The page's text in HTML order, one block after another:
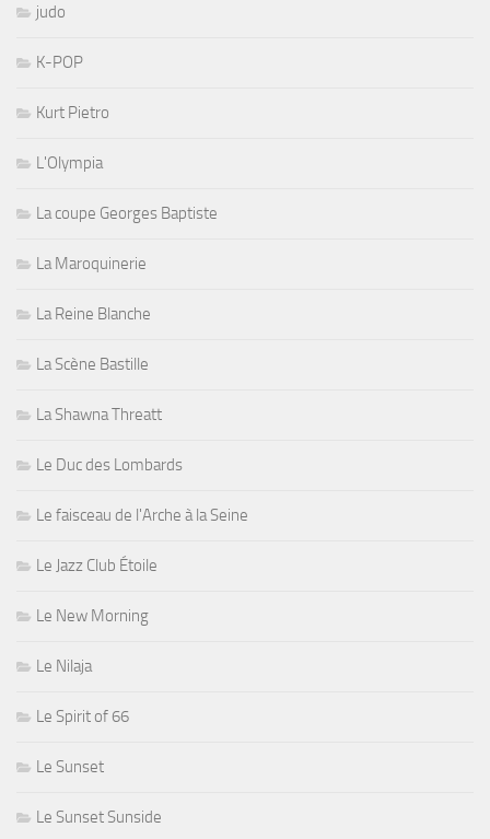
judo
K-POP
Kurt Pietro
L'Olympia
La coupe Georges Baptiste
La Maroquinerie
La Reine Blanche
La Scène Bastille
La Shawna Threatt
Le Duc des Lombards
Le faisceau de l'Arche à la Seine
Le Jazz Club Étoile
Le New Morning
Le Nilaja
Le Spirit of 66
Le Sunset
Le Sunset Sunside